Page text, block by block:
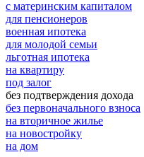
с материнским капиталом
для пенсионеров
военная ипотека
для молодой семьи
льготная ипотека
на квартиру
под залог
без подтверждения дохода
без первоначального взноса
на вторичное жилье
на новостройку
на дом